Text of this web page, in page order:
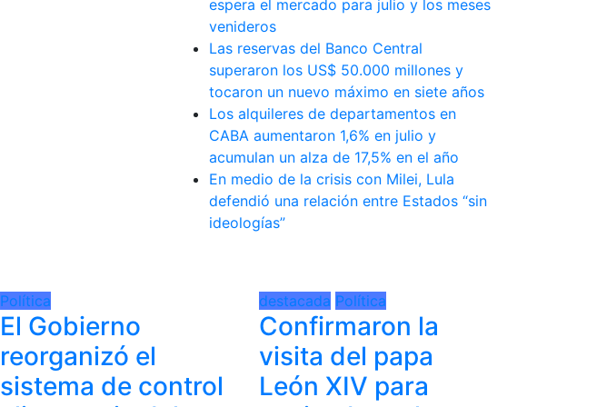
espera el mercado para julio y los meses
venideros
Las reservas del Banco Central
superaron los US$ 50.000 millones y
tocaron un nuevo máximo en siete años
Los alquileres de departamentos en
CABA aumentaron 1,6% en julio y
acumulan un alza de 17,5% en el año
En medio de la crisis con Milei, Lula
defendió una relación entre Estados “sin
ideologías”
Política
El Gobierno
reorganizó el
sistema de control
destacada Política
Confirmaron la
visita del papa
León XIV para